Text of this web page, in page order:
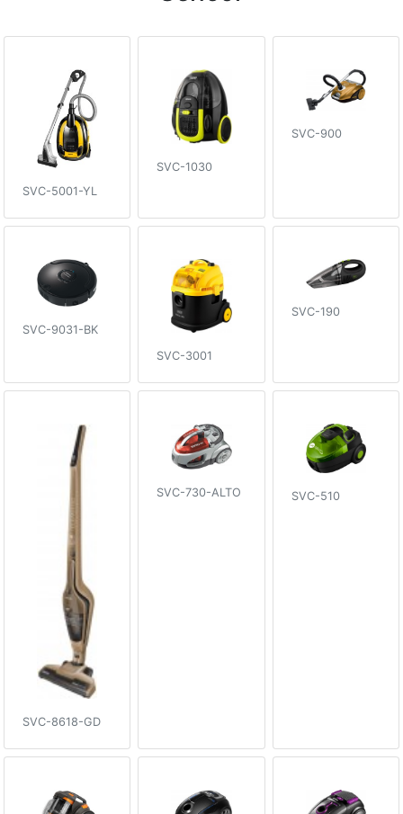
SVC-5001-YL
SVC-1030
SVC-900
SVC-9031-BK
SVC-3001
SVC-190
SVC-8618-GD
SVC-730-ALTO SVC-510